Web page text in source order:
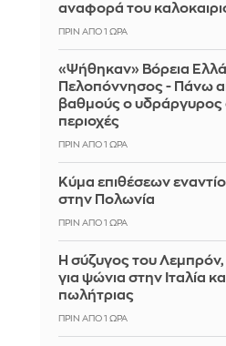
αναφορά του
ΠΡΙΝ ΑΠΌ 1 ΏΡΑ
«Ψήθηκαν» Βόρεια
Πελοπόννησος - Πάνω
βαθμούς ο υδράργυρος
περιοχές
ΠΡΙΝ ΑΠΌ 1 ΏΡΑ
Κύμα επιθέσεων
στην Πολωνία
ΠΡΙΝ ΑΠΌ 1 ΏΡΑ
Η σύζυγος του
για ψώνια στην Ιταλία
πωλήτριας
ΠΡΙΝ ΑΠΌ 1 ΏΡΑ